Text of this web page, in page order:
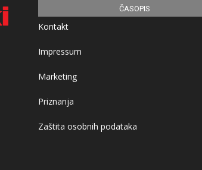
ČASOPIS
Kontakt
Impressum
Marketing
Priznanja
Zaštita osobnih podataka